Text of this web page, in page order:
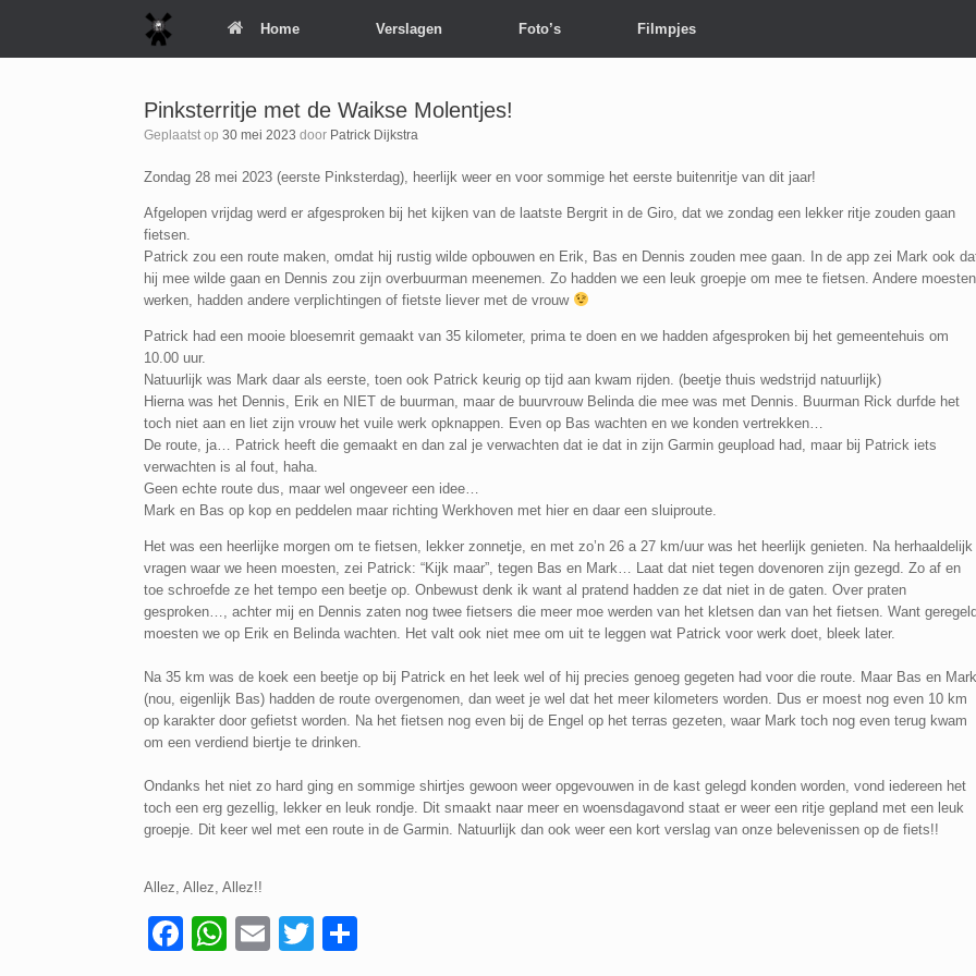
Home Verslagen Foto’s Filmpjes
Pinksterritje met de Waikse Molentjes!
Geplaatst op 30 mei 2023 door Patrick Dijkstra
Zondag 28 mei 2023 (eerste Pinksterdag), heerlijk weer en voor sommige het eerste buitenritje van dit jaar!
Afgelopen vrijdag werd er afgesproken bij het kijken van de laatste Bergrit in de Giro, dat we zondag een lekker ritje zouden gaan
fietsen.
Patrick zou een route maken, omdat hij rustig wilde opbouwen en Erik, Bas en Dennis zouden mee gaan. In de app zei Mark ook
hij mee wilde gaan en Dennis zou zijn overbuurman meenemen. Zo hadden we een leuk groepje om mee te fietsen. Andere moesten
werken, hadden andere verplichtingen of fietste liever met de vrouw
Patrick had een mooie bloesemrit gemaakt van 35 kilometer, prima te doen en we hadden afgesproken bij het gemeentehuis om
10.00 uur.
Natuurlijk was Mark daar als eerste, toen ook Patrick keurig op tijd aan kwam rijden. (beetje thuis wedstrijd natuurlijk)
Hierna was het Dennis, Erik en NIET de buurman, maar de buurvrouw Belinda die mee was met Dennis. Buurman Rick durfde het
toch niet aan en liet zijn vrouw het vuile werk opknappen. Even op Bas wachten en we konden vertrekken…
De route, ja… Patrick heeft die gemaakt en dan zal je verwachten dat ie dat in zijn Garmin geupload had, maar bij Patrick iets
verwachten is al fout, haha.
Geen echte route dus, maar wel ongeveer een idee…
Mark en Bas op kop en peddelen maar richting Werkhoven met hier en daar een sluiproute.
Het was een heerlijke morgen om te fietsen, lekker zonnetje, en met zo’n 26 a 27 km/uur was het heerlijk genieten. Na herhaaldelijk
vragen waar we heen moesten, zei Patrick: “Kijk maar”, tegen Bas en Mark… Laat dat niet tegen dovenoren zijn gezegd. Zo af en
toe schroefde ze het tempo een beetje op. Onbewust denk ik want al pratend hadden ze dat niet in de gaten. Over praten
gesproken…, achter mij en Dennis zaten nog twee fietsers die meer moe werden van het kletsen dan van het fietsen. Want
moesten we op Erik en Belinda wachten. Het valt ook niet mee om uit te leggen wat Patrick voor werk doet, bleek later.
Na 35 km was de koek een beetje op bij Patrick en het leek wel of hij precies genoeg gegeten had voor die route. Maar Bas en Mark
(nou, eigenlijk Bas) hadden de route overgenomen, dan weet je wel dat het meer kilometers worden. Dus er moest nog even 10 km
op karakter door gefietst worden. Na het fietsen nog even bij de Engel op het terras gezeten, waar Mark toch nog even terug kwam
om een verdiend biertje te drinken.
Ondanks het niet zo hard ging en sommige shirtjes gewoon weer opgevouwen in de kast gelegd konden worden, vond iedereen het
toch een erg gezellig, lekker en leuk rondje. Dit smaakt naar meer en woensdagavond staat er weer een ritje gepland met een leuk
groepje. Dit keer wel met een route in de Garmin. Natuurlijk dan ook weer een kort verslag van onze belevenissen op de fiets!!
Allez, Allez, Allez!!
F
W
E
T